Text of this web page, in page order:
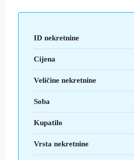
ID nekretnine
Cijena
Veličine nekretnine
Soba
Kupatilo
Vrsta nekretnine